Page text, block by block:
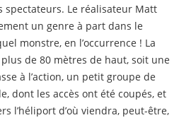
Le réalisateur Matt
un genre à part dans le
monstre, en l’occurrence ! La
de 80 mètres de haut, soit une
à l’action, un petit groupe de
dont les accès ont été coupés, et
l’héliport d’où viendra, peut-être,